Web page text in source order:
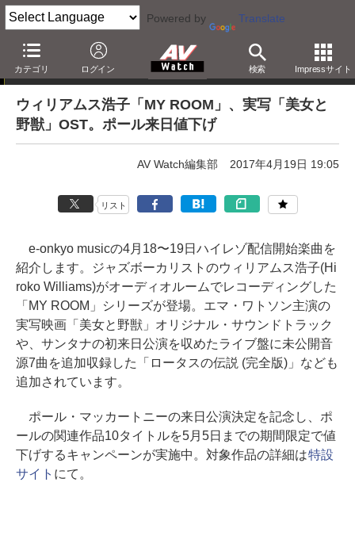
Powered by Translate
カテゴリ ログイン 検索 Impressサイト
e-onkyo musicハイレゾ配信情報
ウィリアムス浩子「MY ROOM」、実写「美女と
野獣」OST。ポール来日値下げ
AV Watch編集部 2017年4月19日 19:05
リスト
e-onkyo musicの4月18〜19日ハイレゾ配信開始楽曲を
紹介します。ジャズボーカリストのウィリアムス浩子(Hi
roko Williams)がオーディオルームでレコーディングした
「MY ROOM」シリーズが登場。エマ・ワトソン主演の
実写映画「美女と野獣」オリジナル・サウンドトラック
や、サンタナの初来日公演を収めたライブ盤に未公開音
源7曲を追加収録した「ロータスの伝説 (完全版)」なども
追加されています。
ポール・マッカートニーの来日公演決定を記念し、ポ
ールの関連作品10タイトルを5月5日までの期間限定で値
下げするキャンペーンが実施中。対象作品の詳細は特設
サイト にて。